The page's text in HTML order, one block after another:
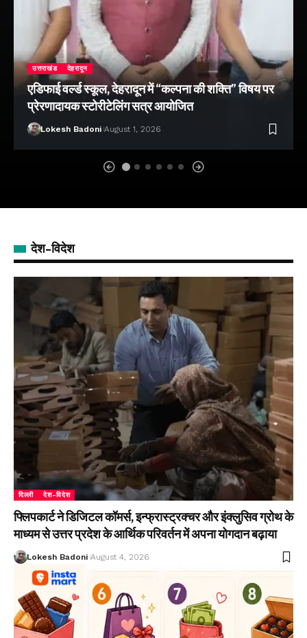
उत्तराखंड देहरादून
एडिफाई वर्ल्ड स्कूल, देहरादून में “कल्पना की शक्ति” विषय पर
प्रेरणादायक स्टोरीटेलिंग सत्र आयोजित
Lokesh Badoni August 1, 2026
देश-विदेश
दिल्ली देश-विदेश
फ्लिपकार्ट ने डिजिटल कॉमर्स, इन्फ्रास्ट्रक्चर और इंक्लुसिव ग्रोथ के
माध्यम से उत्तर प्रदेश के आर्थिक परिवर्तन में अपना योगदान बढ़ाया
Lokesh Badoni August 4, 2026